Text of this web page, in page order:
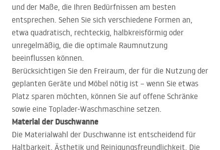
und der Maße, die Ihren Bedürfnissen am besten
entsprechen. Sehen Sie sich verschiedene Formen an,
etwa quadratisch, rechteckig, halbkreisförmig oder
unregelmäßig, die die optimale Raumnutzung
beeinflussen können.
Berücksichtigen Sie den Freiraum, der für die Nutzung der
geplanten Geräte und Möbel nötig ist – wenn Sie etwas
Platz sparen möchten, können Sie auf offene Schränke
sowie eine Toplader‑Waschmaschine setzen.
Material der Duschwanne
Die Materialwahl der Duschwanne ist entscheidend für
Haltbarkeit, Ästhetik und Reinigungsfreundlichkeit. Die